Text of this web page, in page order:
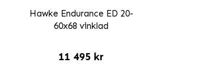
Hawke Endurance ED 20-
60x68 vinklad
11 495 kr